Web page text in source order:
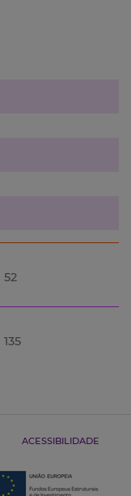
52
135
ACESSIBILIDADE